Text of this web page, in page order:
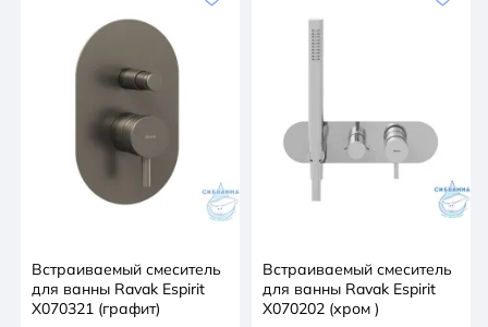
Встраиваемый смеситель
для ванны Ravak Espirit
X070321 (графит)
Встраиваемый смеситель
для ванны Ravak Espirit
X070202 (хром )